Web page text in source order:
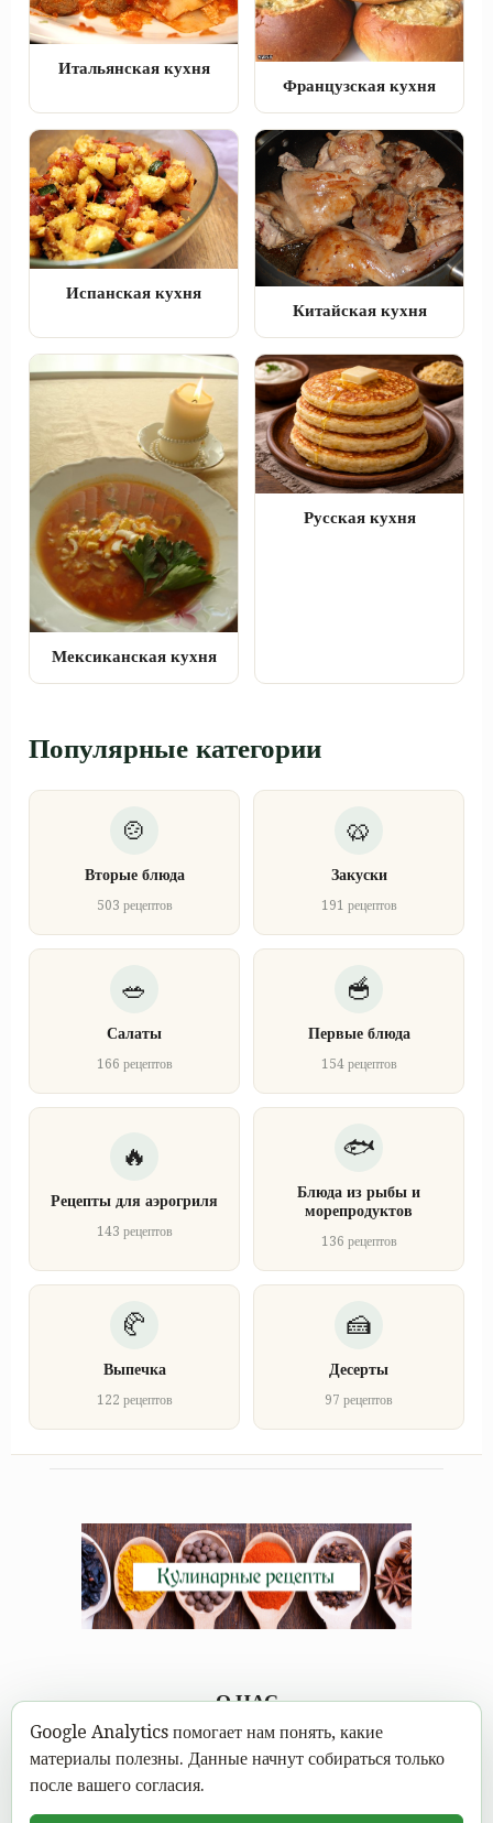
Итальянская кухня
Французская кухня
Испанская кухня
Китайская кухня
Мексиканская кухня
Русская кухня
Популярные категории
Вторые блюда
503 рецептов
Закуски
191 рецептов
Салаты
166 рецептов
Первые блюда
154 рецептов
Рецепты для аэрогриля
143 рецептов
Блюда из рыбы и
морепродуктов
136 рецептов
Выпечка
122 рецептов
Десерты
97 рецептов
О НАС
Каждому под силу научиться вкусно готовить, а в
современном мире это можно сделать не выходя из дома.
Google Analytics помогает нам понять, какие
материалы полезны. Данные начнут собираться только
после вашего согласия.